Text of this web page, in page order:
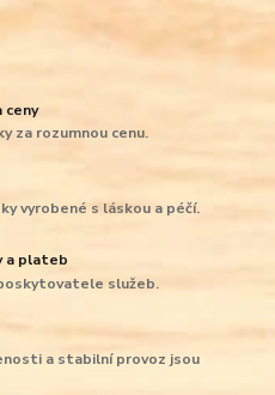
ceny
za rozumnou cenu.
vyrobené s láskou a péčí.
a plateb
služeb.
a stabilní provoz jsou